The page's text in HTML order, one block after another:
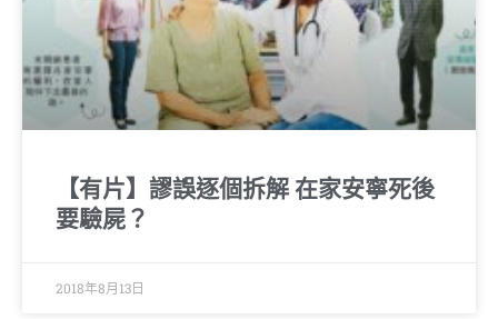
【有片】謬誤逐個拆解 在家安寧死後
要驗屍？
2018年8月13日